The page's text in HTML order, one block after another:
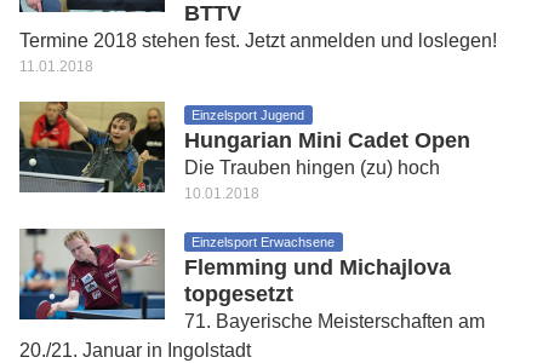
BTTV
Termine 2018 stehen fest. Jetzt anmelden und loslegen!
11.01.2018
Einzelsport Jugend
Hungarian Mini Cadet Open
Die Trauben hingen (zu) hoch
10.01.2018
Einzelsport Erwachsene
Flemming und Michajlova
topgesetzt
71. Bayerische Meisterschaften am
20./21. Januar in Ingolstadt